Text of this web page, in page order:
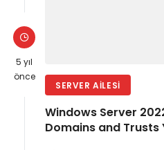
5 yıl
önce
SERVER AILESI
Windows Server
Domains and Trusts